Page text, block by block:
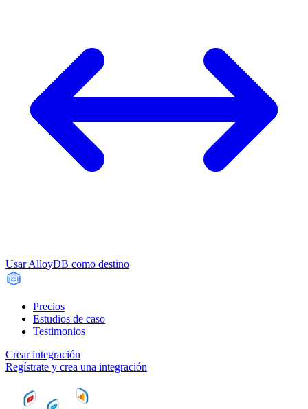
Usar AlloyDB como destino
Precios
Estudios de caso
Testimonios
Crear integración
Regístrate y crea una integración